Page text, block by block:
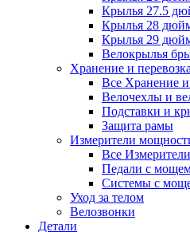
Крылья 27.5
Крылья 28
Крылья 29
Велокрылья
Хранение и
Все Хранение и
Велочехлы и
Подставки и
Защита рамы
Измерители
Все
Педали с
Системы с
Уход за телом
Велозвонки
Детали